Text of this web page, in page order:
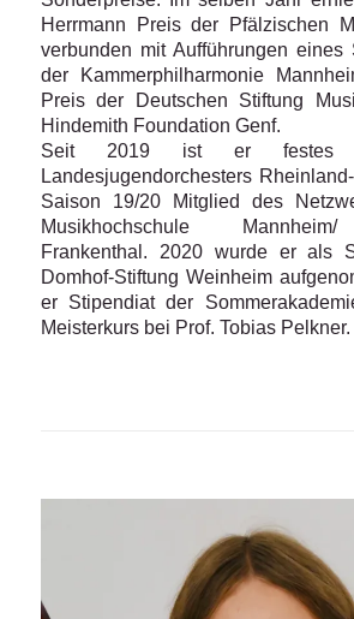
Herrmann Preis der Pfälzischen
verbunden mit Aufführungen eines
der Kammerphilharmonie
Preis der Deutschen Stiftung
Hindemith Foundation Genf.
Seit 2019 ist er festes
Landesjugendorchesters
Saison 19/20 Mitglied des
Musikhochschule
Frankenthal. 2020 wurde er als
Domhof-Stiftung Weinheim
er Stipendiat der
Meisterkurs bei Prof. Tobias Pelkner.